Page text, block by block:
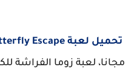
تحميل لعبة Butterfly Escape
مجانا، لعبة زوما الفراشة